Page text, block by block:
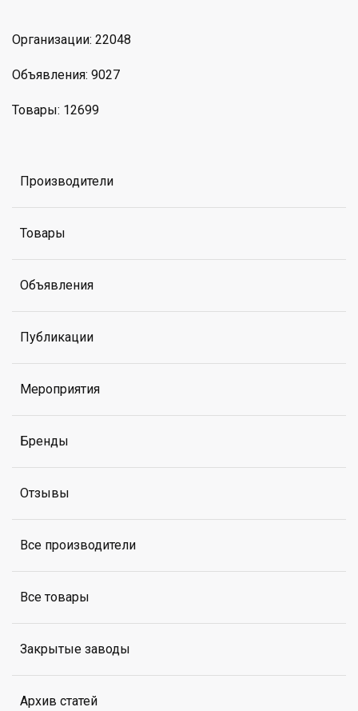
Организации: 22048
Объявления: 9027
Товары: 12699
Производители
Товары
Объявления
Публикации
Мероприятия
Бренды
Отзывы
Все производители
Все товары
Закрытые заводы
Архив статей